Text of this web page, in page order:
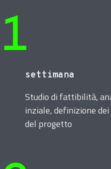
1
settimana
Studio di fattibilità,
inziale, definizione
del progetto